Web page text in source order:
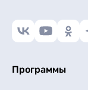
Программы